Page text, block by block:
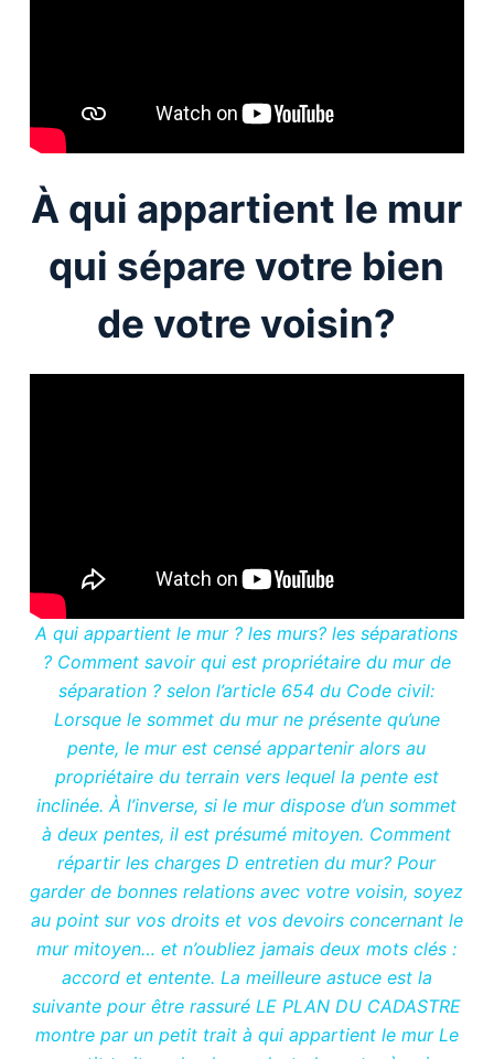
À qui appartient le mur
qui sépare votre bien
de votre voisin?
A qui appartient le mur ? les murs? les séparations
? Comment savoir qui est propriétaire du mur de
séparation ? selon l’article 654 du Code civil:
Lorsque le sommet du mur ne présente qu’une
pente, le mur est censé appartenir alors au
propriétaire du terrain vers lequel la pente est
inclinée. À l’inverse, si le mur dispose d’un sommet
à deux pentes, il est présumé mitoyen. Comment
répartir les charges D entretien du mur? Pour
garder de bonnes relations avec votre voisin, soyez
au point sur vos droits et vos devoirs concernant le
mur mitoyen… et n’oubliez jamais deux mots clés :
accord et entente. La meilleure astuce est la
suivante pour être rassuré LE PLAN DU CADASTRE
montre par un petit trait à qui appartient le mur Le